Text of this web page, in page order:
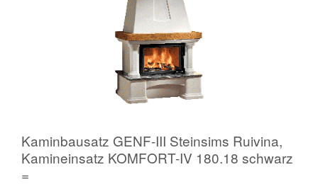
Kaminbausatz GENF-III Steinsims Ruivina,
Kamineinsatz KOMFORT-IV 180.18 schwarz
=